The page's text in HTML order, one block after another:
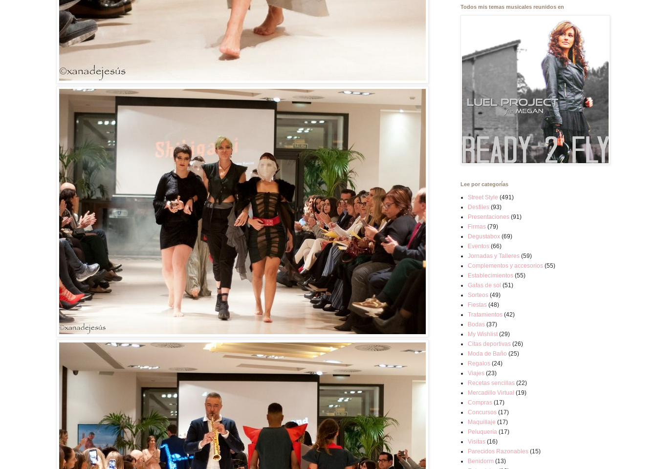
Todos mis temas musicales reunidos en
Lee por categorías
Street Style (491)
Desfiles (93)
Presentaciones (91)
Firmas (79)
Degustabox (69)
Eventos (66)
Jornadas y Talleres (59)
Complementos y accesorios (55)
Establecimientos (55)
Gafas de sol (51)
Sorteos (49)
Fiestas (48)
Tratamientos (42)
Bodas (37)
My Wishlist (29)
Citas deportivas (26)
Moda de Baño (25)
Regalos (24)
Viajes (23)
Recetas sencillas (22)
Mercadillo Virtual (19)
Compras (17)
Concursos (17)
Maquillaje (17)
Peluquería (17)
Visitas (16)
Parecidos Razonables (15)
Benidorm (13)